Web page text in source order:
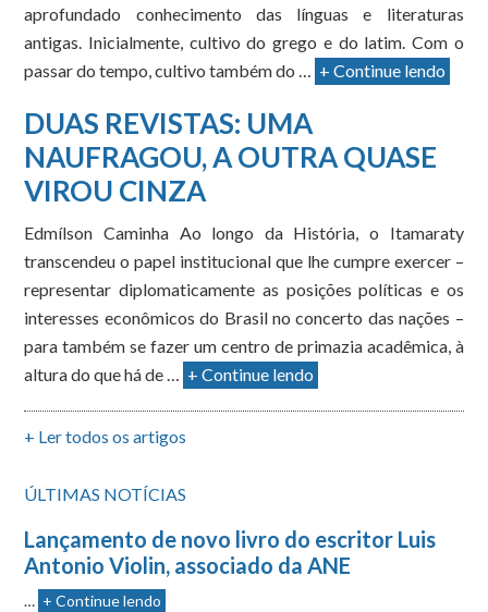
aprofundado conhecimento das línguas e literaturas
antigas. Inicialmente, cultivo do grego e do latim. Com o
passar do tempo, cultivo também do … + Continue lendo
DUAS REVISTAS: UMA
NAUFRAGOU, A OUTRA QUASE
VIROU CINZA
Edmílson Caminha Ao longo da História, o Itamaraty
transcendeu o papel institucional que lhe cumpre exercer –
representar diplomaticamente as posições políticas e os
interesses econômicos do Brasil no concerto das nações –
para também se fazer um centro de primazia acadêmica, à
altura do que há de … + Continue lendo
+ Ler todos os artigos
ÚLTIMAS NOTÍCIAS
Lançamento de novo livro do escritor Luis
Antonio Violin, associado da ANE
… + Continue lendo